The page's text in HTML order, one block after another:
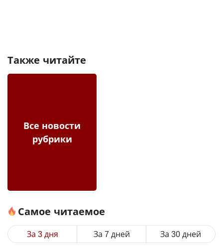
Также читайте
Все новости
рубрики
Самое читаемое
За 3 дня За 7 дней За 30 дней